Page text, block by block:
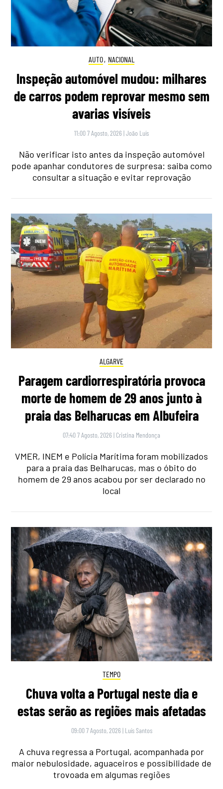
AUTO, NACIONAL
Inspeção automóvel mudou: milhares
de carros podem reprovar mesmo sem
avarias visíveis
11:00 7 Agosto, 2026 |João Luís
Não verificar isto antes da inspeção automóvel
pode apanhar condutores de surpresa: saiba como
consultar a situação e evitar reprovação
ALGARVE
Paragem cardiorrespiratória provoca
morte de homem de 29 anos junto à
praia das Belharucas em Albufeira
07:40 7 Agosto, 2026 | Cristina Mendonça
VMER, INEM e Polícia Marítima foram mobilizados
para a praia das Belharucas, mas o óbito do
homem de 29 anos acabou por ser declarado no
local
TEMPO
Chuva volta a Portugal neste dia e
estas serão as regiões mais afetadas
09:00 7 Agosto, 2026 | Luís Santos
A chuva regressa a Portugal, acompanhada por
maior nebulosidade, aguaceiros e possibilidade de
trovoada em algumas regiões